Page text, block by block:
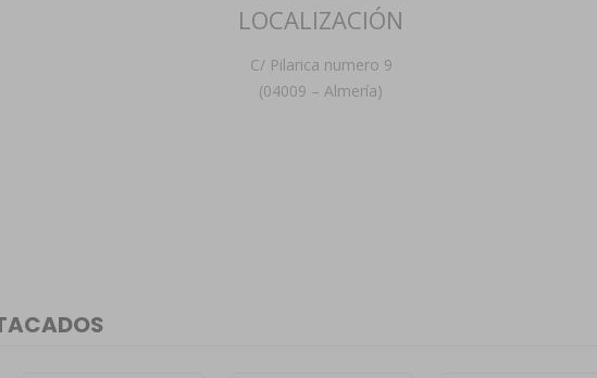
LOCALIZACIÓN
C/ Pilarica numero 9
(04009 – Almería)